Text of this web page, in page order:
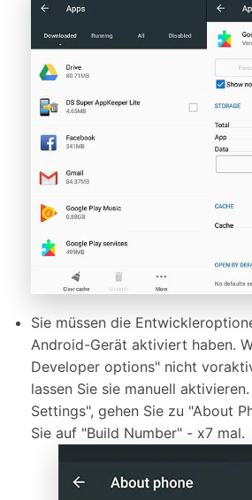
Sie müssen die
Android-Gerät aktiviert haben.
Developer options" nicht
lassen Sie sie manuell
Settings", gehen Sie zu "About
Sie auf "Build Number" - x7 mal.